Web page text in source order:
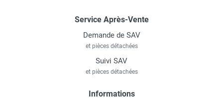
Service Après-Vente
Demande de SAV
et pièces détachées
Suivi SAV
et pièces détachées
Informations